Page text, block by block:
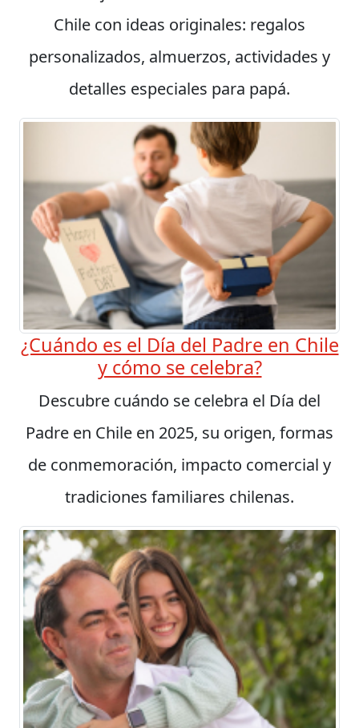
Chile con ideas originales: regalos
personalizados, almuerzos, actividades y
detalles especiales para papá.
¿Cuándo es el Día del Padre en Chile
y cómo se celebra?
Descubre cuándo se celebra el Día del
Padre en Chile en 2025, su origen, formas
de conmemoración, impacto comercial y
tradiciones familiares chilenas.